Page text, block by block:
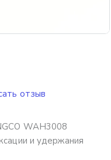
WAH3008
и удержания
отзыв